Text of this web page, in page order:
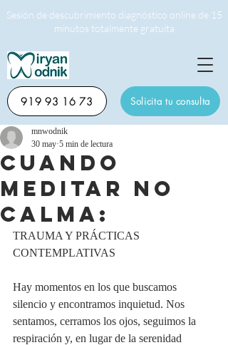
Solicita tu consulta
919 93 16 73
Sesión de descubrimiento diagnóstico online de 15
minutos totalmente gratuita
CUANDO
MEDITAR NO
CALMA:
mnwodnik
30 may 5 min de lectura
TRAUMA Y PRÁCTICAS
CONTEMPLATIVAS
Hay momentos en los que buscamos
silencio y encontramos inquietud. Nos
sentamos, cerramos los ojos, seguimos la
respiración y, en lugar de la serenidad